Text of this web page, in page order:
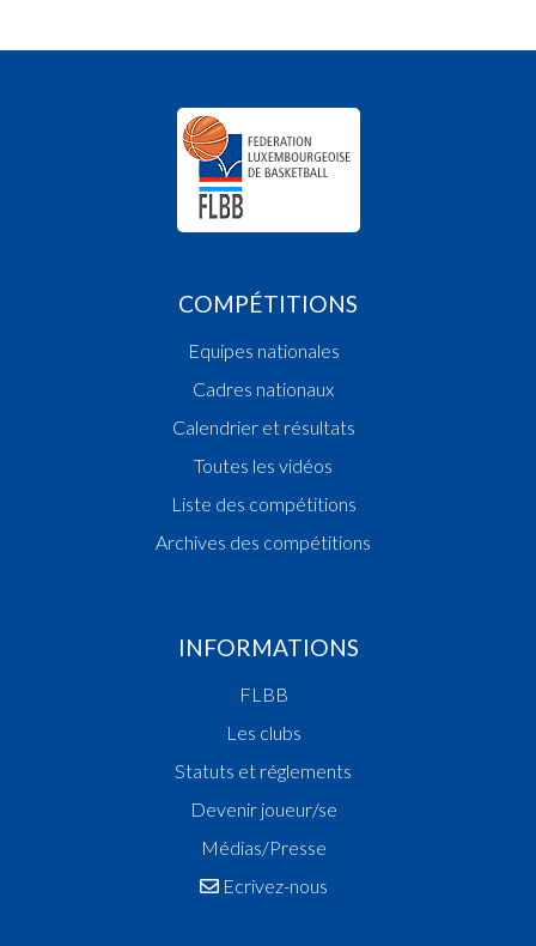
COMPÉTITIONS
Equipes nationales
Cadres nationaux
Calendrier et résultats
Toutes les vidéos
Liste des compétitions
Archives des compétitions
INFORMATIONS
FLBB
Les clubs
Statuts et réglements
Devenir joueur/se
Médias/Presse
Ecrivez-nous